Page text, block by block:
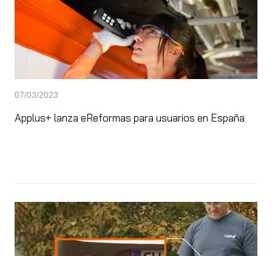
07/03/2023
Applus+ lanza eReformas para usuarios en España